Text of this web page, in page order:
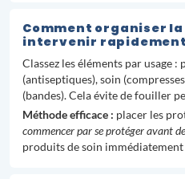
Comment organiser
intervenir rapidement
Classez les éléments par usage
(antiseptiques), soin
(bandes). Cela évite de fouiller
Méthode efficace : placer les
commencer par se protéger avant
produits de soin immédiatement